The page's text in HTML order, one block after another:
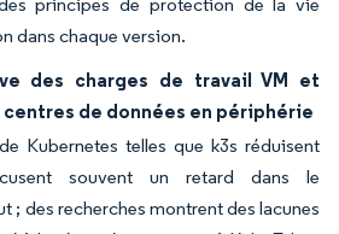
dans chaque version.
des charges de travail VM et
de données en périphérie
Kubernetes telles que k3s réduisent
souvent un retard dans le
; des recherches montrent des lacunes